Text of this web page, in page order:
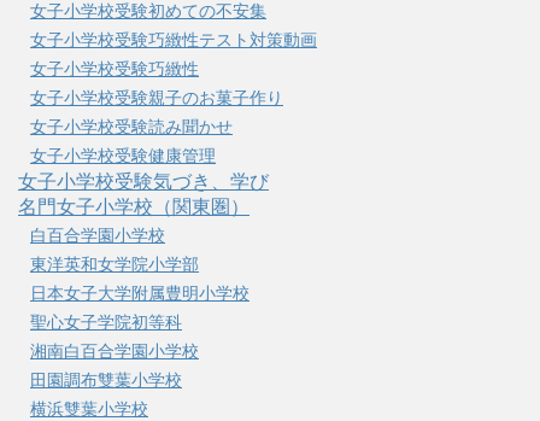
女子小学校受験初めての不安集
女子小学校受験巧緻性テスト対策動画
女子小学校受験巧緻性
女子小学校受験親子のお菓子作り
女子小学校受験読み聞かせ
女子小学校受験健康管理
女子小学校受験気づき、学び
名門女子小学校（関東圏）
白百合学園小学校
東洋英和女学院小学部
日本女子大学附属豊明小学校
聖心女子学院初等科
湘南白百合学園小学校
田園調布雙葉小学校
横浜雙葉小学校